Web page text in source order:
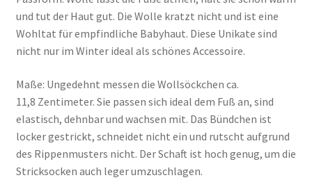
und tut der Haut gut. Die Wolle kratzt nicht und ist eine
Wohltat für empfindliche Babyhaut. Diese Unikate sind
nicht nur im Winter ideal als schönes Accessoire.
Maße: Ungedehnt messen die Wollsöckchen ca.
11,8 Zentimeter. Sie passen sich ideal dem Fuß an, sind
elastisch, dehnbar und wachsen mit. Das Bündchen ist
locker gestrickt, schneidet nicht ein und rutscht aufgrund
des Rippenmusters nicht. Der Schaft ist hoch genug, um die
Stricksocken auch leger umzuschlagen.